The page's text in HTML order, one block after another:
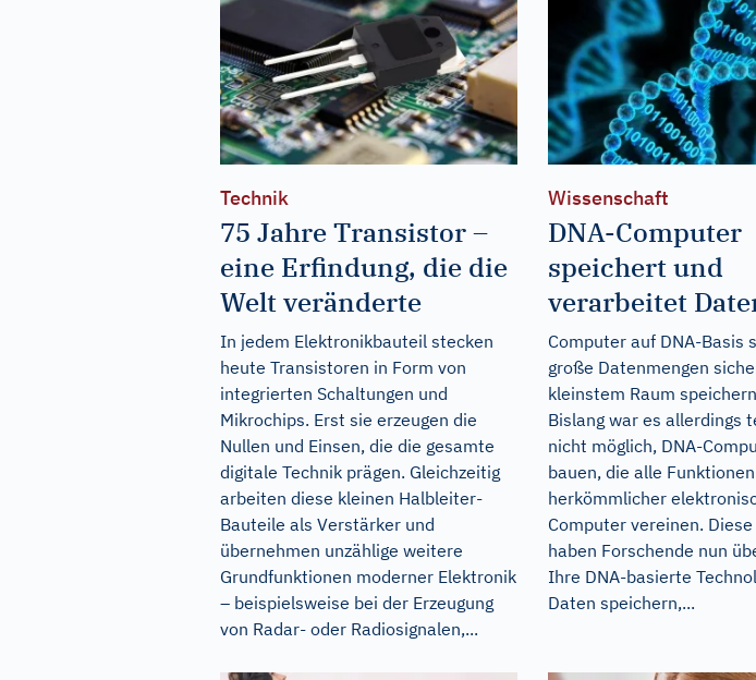
Technik
75 Jahre Transistor –
eine Erfindung, die die
Welt veränderte
In jedem Elektronikbauteil stecken
heute Transistoren in Form von
integrierten Schaltungen und
Mikrochips. Erst sie erzeugen die
Nullen und Einsen, die die gesamte
digitale Technik prägen. Gleichzeitig
arbeiten diese kleinen Halbleiter-
Bauteile als Verstärker und
übernehmen unzählige weitere
Grundfunktionen moderner Elektronik
– beispielsweise bei der Erzeugung
von Radar- oder Radiosignalen,...
Wissenschaft
DNA-Computer
speichert und
verarbeitet
Computer auf DNA-Basis
große Datenmengen
kleinstem Raum
Bislang war es allerdings
nicht möglich, DNA-
bauen, die alle Funktionen
herkömmlicher
Computer vereinen.
haben Forschende nun
Ihre DNA-basierte
Daten speichern,...